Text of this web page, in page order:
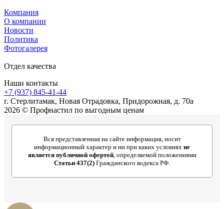
Компания
О компании
Новости
Политика
Фотогалерея
Отдел качества
Наши контакты
+7 (937) 845-41-44
г. Стерлитамак, Новая Отрадовка, Придорожная, д. 70а
2026 © Профнастил по выгодным ценам
Вся представленная на сайте информация, носит
информационный характер и ни при каких условиях не
является публичной офертой, определяемой положениями
Статьи 437(2) Гражданского кодекса РФ.